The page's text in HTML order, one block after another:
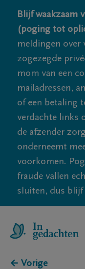
Blijf waakzaam
(poging tot
meldingen over
zogezegde
mom van een
mailadressen,
of een betaling
verdachte links
de afzender
onderneemt
voorkomen.
fraude vallen
sluiten, dus blijf
← Vorige